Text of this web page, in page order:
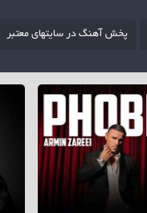
پخش آهنگ در سایتهای معتبر